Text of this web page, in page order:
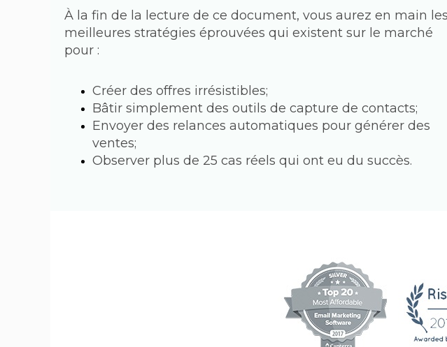
À la fin de la lecture de ce document, vous aurez en main les
meilleures stratégies éprouvées qui existent sur le marché
pour :
Créer des offres irrésistibles;
Bâtir simplement des outils de capture de contacts;
Envoyer des relances automatiques pour générer des
ventes;
Observer plus de 25 cas réels qui ont eu du succès.